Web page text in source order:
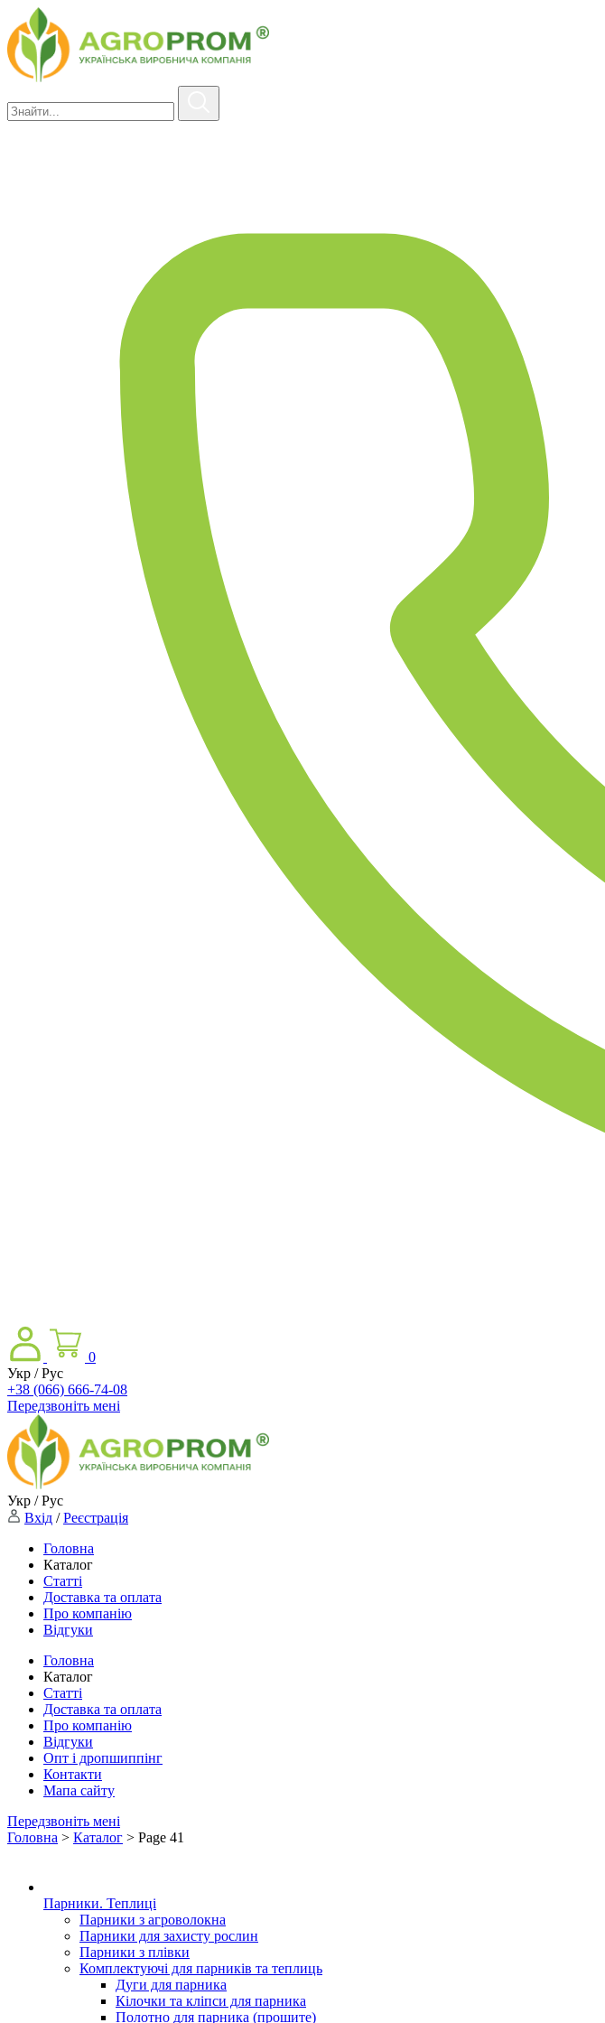
0
Укр / Рус
+38 (066) 666-74-08
Передзвоніть мені
Укр / Рус
Вхід / Реєстрація
Головна
Каталог
Статті
Доставка та оплата
Про компанію
Відгуки
Головна
Каталог
Статті
Доставка та оплата
Про компанію
Відгуки
Опт і дропшиппінг
Контакти
Мапа сайту
Передзвоніть мені
Головна > Каталог > Page 41
Парники. Теплиці
Парники з агроволокна
Парники для захисту рослин
Парники з плівки
Комплектуючі для парників та теплиць
Дуги для парника
Кілочки та кліпси для парника
Полотно для парника (прошите)